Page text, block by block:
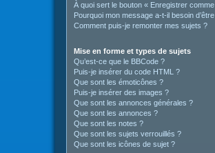
À quoi sert le bouton « Enregistrer
Pourquoi mon message a-t-il besoin
Comment puis-je remonter mes sujets ?
Mise en forme et types de sujets
Qu’est-ce que le BBCode ?
Puis-je insérer du code HTML ?
Que sont les émoticônes ?
Puis-je insérer des images ?
Que sont les annonces générales ?
Que sont les annonces ?
Que sont les notes ?
Que sont les sujets verrouillés ?
Que sont les icônes de sujet ?